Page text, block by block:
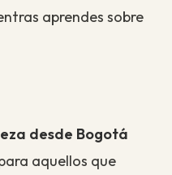
aprendes sobre
desde Bogotá
aquellos que